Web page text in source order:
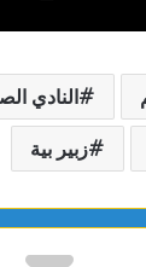
النادي
زبير بية